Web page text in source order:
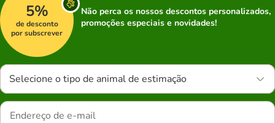
5%
de desconto
por subscrever
Não perca os nossos descontos personalizados,
promoções especiais e novidades!
Selecione o tipo de animal de estimação